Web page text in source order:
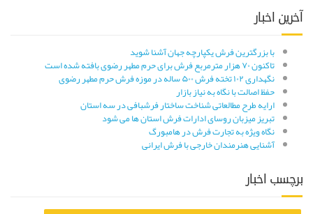
آخرین اخبار
با بزرگترین فرش یکپارچه جهان آشنا شوید
تاکنون ۷۰ هزار مترمربع فرش برای حرم مطهر رضوی بافته شده است
نگهداری ۱۰۲ تخته فرش ۵۰۰ ساله در موزه فرش حرم مطهر رضوی
حفظ اصالت با نگاه به نیاز بازار
ارایه طرح مطالعاتی شناخت ساختار فرشبافی در سه استان
تبریز میزبان روسای ادارات فرش استان ها می شود
نگاه ویژه به تجارت فرش در هامبورگ
آشنایی هنرمندان خارجی با فرش ایرانی
برچسب اخبار